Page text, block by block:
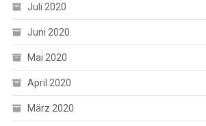
Juli 2020
Juni 2020
Mai 2020
April 2020
März 2020